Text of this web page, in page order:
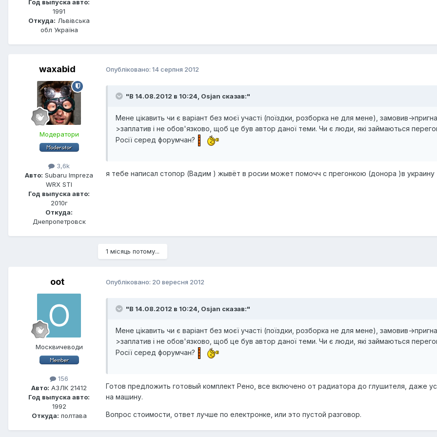
Год выпуска авто:
1991
Откуда: Львівська
обл Україна
waxabid
Модератори
3,6k
Авто: Subaru Impreza
WRX STI
Год выпуска авто:
2010г
Откуда:
Днепропетровск
Опубліковано: 14 серпня 2012
"В 14.08.2012 в 10:24, Osjan сказав:"
Мене цікавить чи є варіант без моєї участі (поїздки, розборка не для мене), замовив-
>заплатив і не обов'язково, щоб це був автор даної теми. Чи є люди, які займаються
Росії серед форумчан?
я тебе написал стопор (Вадим ) жывёт в росии может помочч с прегонкою (донора )в украину
1 місяць потому...
oot
Москвичеводи
156
Авто: АЗЛК 21412
Год выпуска авто:
1992
Откуда: полтава
Опубліковано: 20 вересня 2012
"В 14.08.2012 в 10:24, Osjan сказав:"
Мене цікавить чи є варіант без моєї участі (поїздки, розборка не для мене), замовив-
>заплатив і не обов'язково, щоб це був автор даної теми. Чи є люди, які займаються
Росії серед форумчан?
Готов предложить готовый комплект Рено, все включено от радиатора до глушителя, даже
на машину.
Вопрос стоимости, ответ лучше по електронке, или это пустой разговор.